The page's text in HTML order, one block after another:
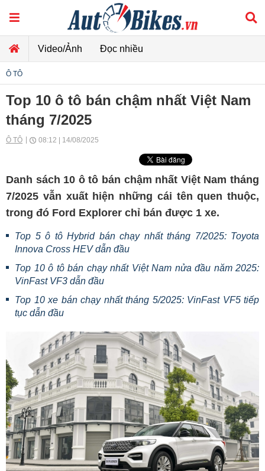
Video/Ảnh Đọc nhiều
Ô TÔ
Top 10 ô tô bán chậm nhất Việt Nam
tháng 7/2025
Ô TÔ 08:12 | 14/08/2025
Danh sách 10 ô tô bán chậm nhất Việt Nam tháng
7/2025 vẫn xuất hiện những cái tên quen thuộc,
trong đó Ford Explorer chỉ bán được 1 xe.
Top 5 ô tô Hybrid bán chạy nhất tháng 7/2025: Toyota
Innova Cross HEV dẫn đầu
Top 10 ô tô bán chạy nhất Việt Nam nửa đầu năm 2025:
VinFast VF3 dẫn đầu
Top 10 xe bán chạy nhất tháng 5/2025: VinFast VF5 tiếp
tục dẫn đầu